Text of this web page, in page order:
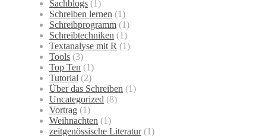
Sachblogs (1)
Schreiben lernen (1)
Schreibprogramm (1)
Schreibtechniken (1)
Textanalyse mit R (1)
Tools (3)
Top Ten (1)
Tutorial (2)
Über das Schreiben (1)
Uncategorized (8)
Vortrag (1)
Weihnachten (1)
zeitgenössische Literatur(1)